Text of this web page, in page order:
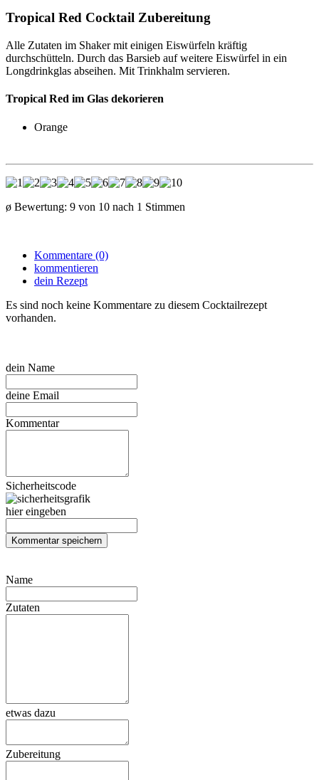
Tropical Red Cocktail Zubereitung
Alle Zutaten im Shaker mit einigen Eiswürfeln kräftig
durchschütteln. Durch das Barsieb auf weitere Eiswürfel in ein
Longdrinkglas abseihen. Mit Trinkhalm servieren.
Tropical Red im Glas dekorieren
Orange
ø Bewertung: 9 von 10 nach 1 Stimmen
Kommentare (0)
kommentieren
dein Rezept
Es sind noch keine Kommentare zu diesem Cocktailrezept
vorhanden.
dein Name
deine Email
Kommentar
Sicherheitscode
hier eingeben
Name
Zutaten
etwas dazu
Zubereitung